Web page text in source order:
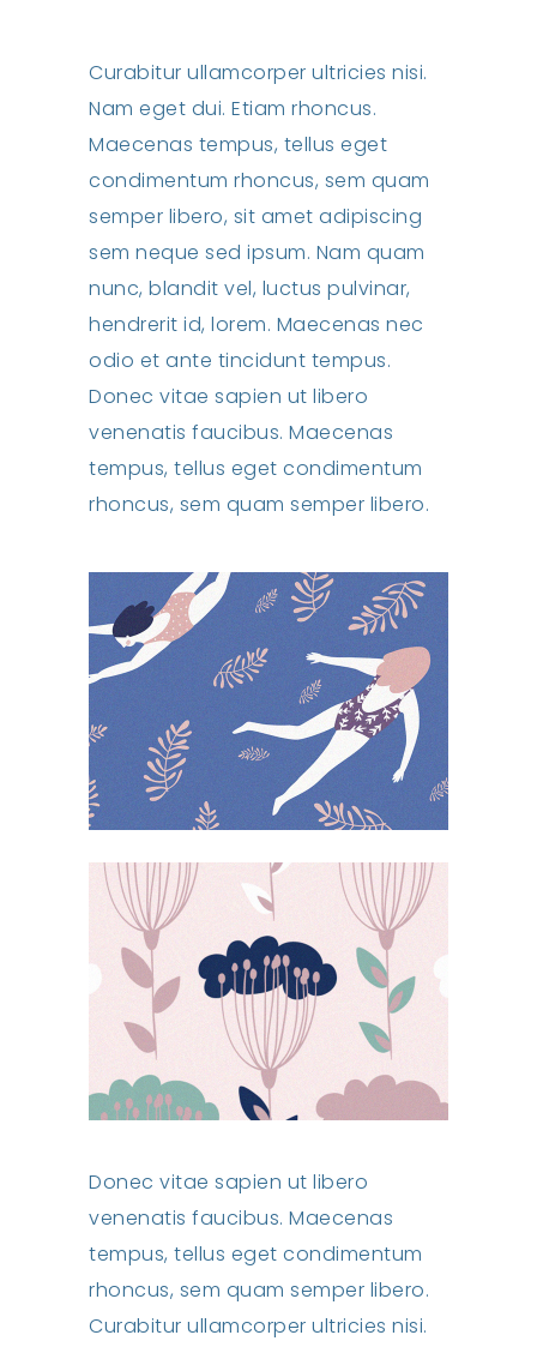
Curabitur ullamcorper ultricies nisi.
Nam eget dui. Etiam rhoncus.
Maecenas tempus, tellus eget
condimentum rhoncus, sem quam
semper libero, sit amet adipiscing
sem neque sed ipsum. Nam quam
nunc, blandit vel, luctus pulvinar,
hendrerit id, lorem. Maecenas nec
odio et ante tincidunt tempus.
Donec vitae sapien ut libero
venenatis faucibus. Maecenas
tempus, tellus eget condimentum
rhoncus, sem quam semper libero.
Donec vitae sapien ut libero
venenatis faucibus. Maecenas
tempus, tellus eget condimentum
rhoncus, sem quam semper libero.
Curabitur ullamcorper ultricies nisi.